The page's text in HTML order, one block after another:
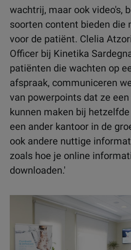
wachtrij, maar ook video's,
soorten content bieden die
voor de patiënt. Clelia
Officer bij Kinetika
patiënten die wachten op
afspraak, communiceren
van powerpoints dat ze
kunnen maken bij
een ander kantoor in de
ook andere nuttige
zoals hoe je online
downloaden.'